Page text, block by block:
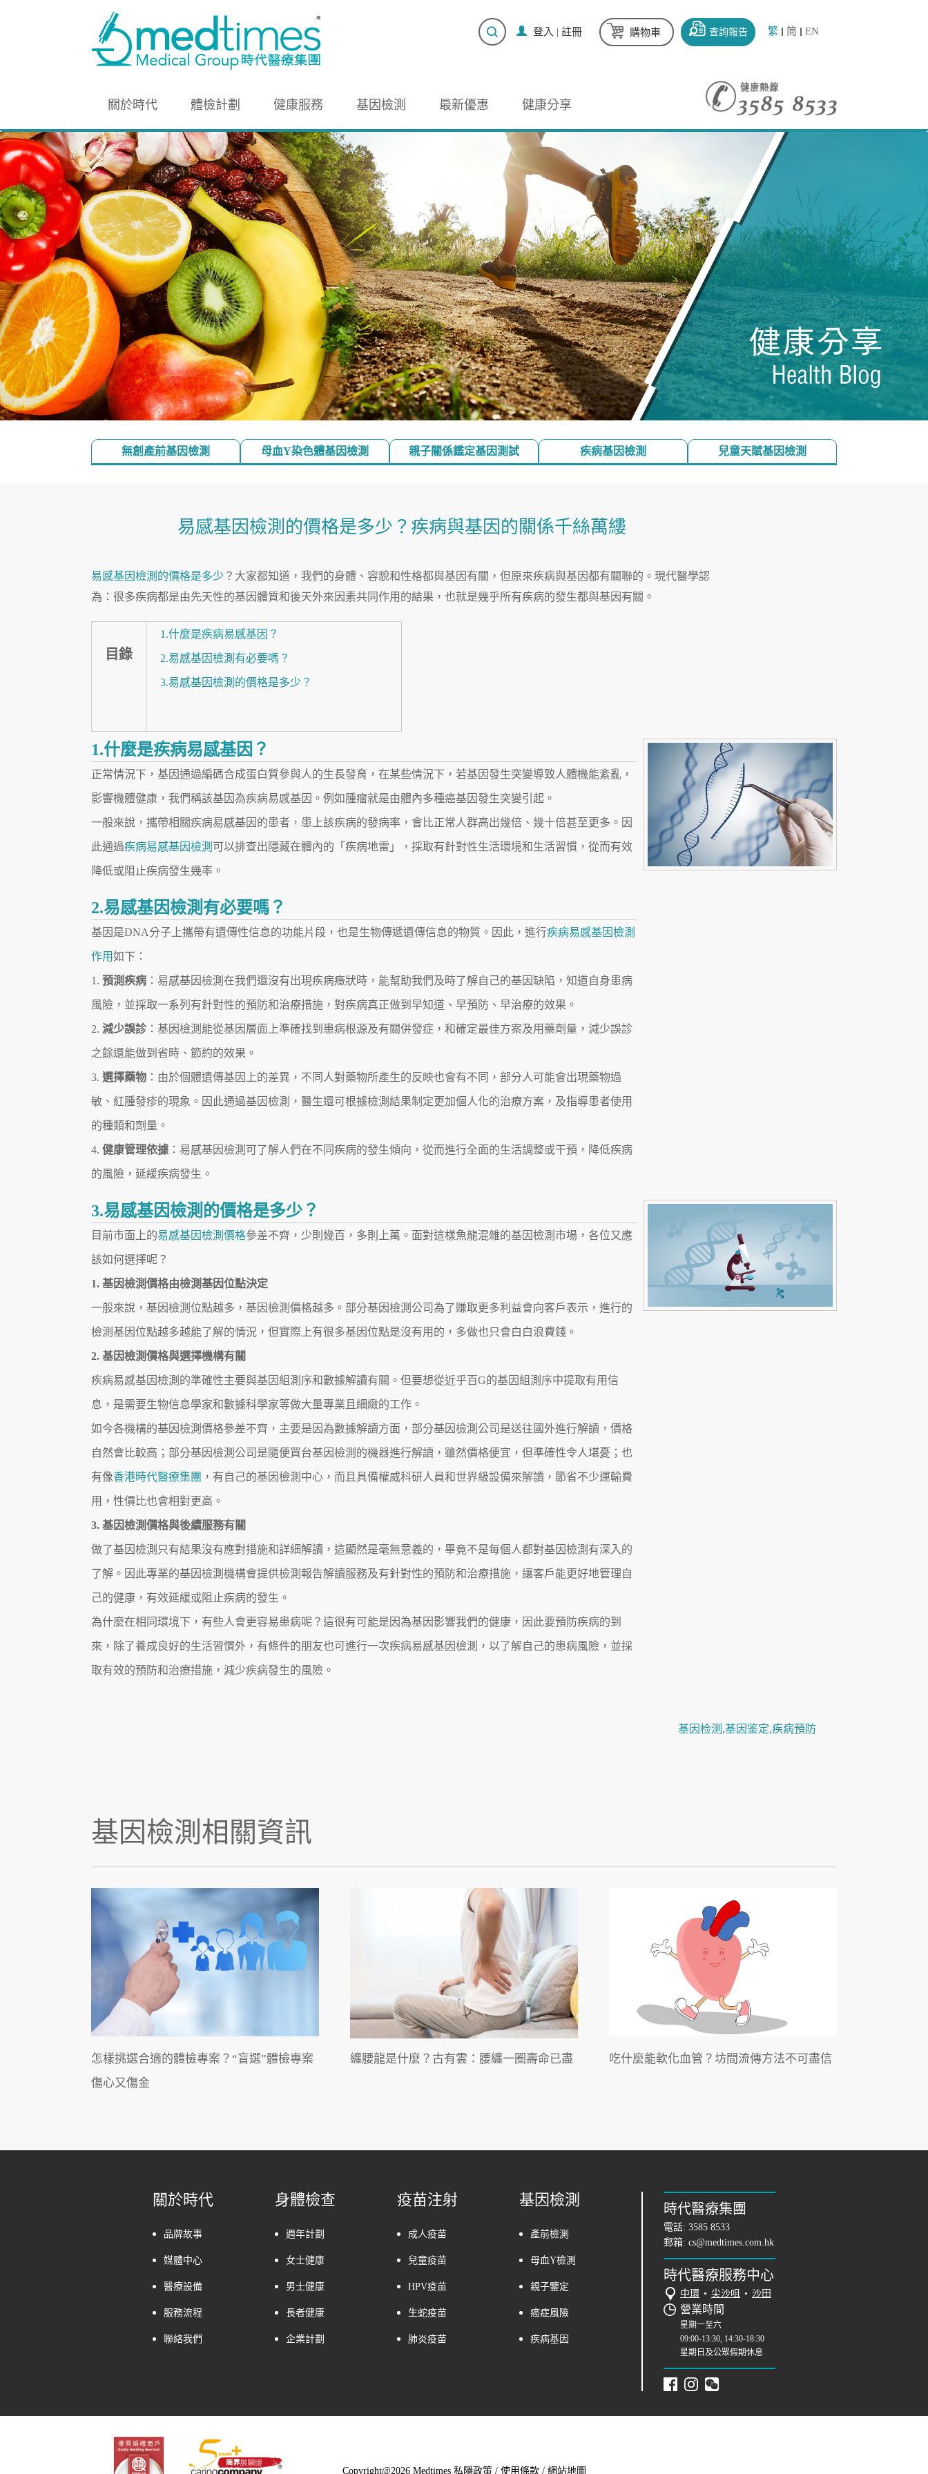
繁 简 EN
查詢報告
購物車
登入 | 註冊
關於時代 體檢計劃 健康服務 基因檢測 最新優惠 健康分享
無創產前基因檢測 母血Y染色體基因檢測 親子關係鑑定基因測試 疾病基因檢測 兒童天賦基因檢測
易感基因檢測的價格是多少？疾病與基因的關係千絲萬縷
易感基因檢測的價格是多少 ？大家都知道，我們的身體、容貌和性格都與基因有關，但原來疾病與基因都有關聯的。現代醫學認
為：很多疾病都是由先天性的基因體質和後天外來因素共同作用的結果，也就是幾乎所有疾病的發生都與基因有關。
目錄
1.什麼是疾病易感基因？
2.易感基因檢測有必要嗎？
3.易感基因檢測的價格是多少？
1.什麼是疾病易感基因？
正常情況下，基因通過編碼合成蛋白質參與人的生長發育，在某些情況下，若基因發生突變導致人體機能紊亂，
影響機體健康，我們稱該基因為疾病易感基因。例如腫瘤就是由體內多種癌基因發生突變引起。
一般來說，攜帶相關疾病易感基因的患者，患上該疾病的發病率，會比正常人群高出幾倍、幾十倍甚至更多。因
此通過疾病易感基因檢測 可以排查出隱藏在體內的「疾病地雷」，採取有針對性生活環境和生活習慣，從而有效
降低或阻止疾病發生幾率。
2.易感基因檢測有必要嗎？
基因是DNA分子上攜帶有遺傳性信息的功能片段，也是生物傳遞遺傳信息的物質。因此，進行疾病易感基因檢測
作用如下：
1. 預測疾病 ：易感基因檢測在我們還沒有出現疾病癥狀時，能幫助我們及時了解自己的基因缺陷，知道自身患病
風險，並採取一系列有針對性的預防和治療措施，對疾病真正做到早知道、早預防、早治療的效果。
2. 減少誤診：基因檢測能從基因層面上準確找到患病根源及有關併發症，和確定最佳方案及用藥劑量，減少誤診
之餘還能做到省時、節約的效果。
3. 選擇藥物 ：由於個體遺傳基因上的差異，不同人對藥物所產生的反映也會有不同，部分人可能會出現藥物過
敏、紅腫發疹的現象。因此通過基因檢測，醫生還可根據檢測結果制定更加個人化的治療方案，及指導患者使用
的種類和劑量。
4. 健康管理依據 ：易感基因檢測可了解人們在不同疾病的發生傾向，從而進行全面的生活調整或干預，降低疾病
的風險，延緩疾病發生。
3.易感基因檢測的價格是多少？
目前市面上的易感基因檢測價格參差不齊，少則幾百，多則上萬。面對這樣魚龍混雜的基因檢測市場，各位又應
該如何選擇呢？
1. 基因檢測價格由檢測基因位點決定
一般來說，基因檢測位點越多，基因檢測價格越多。部分基因檢測公司為了賺取更多利益會向客戶表示，進行的
檢測基因位點越多越能了解的情況，但實際上有很多基因位點是沒有用的，多做也只會白白浪費錢。
2. 基因檢測價格與選擇機構有關
疾病易感基因檢測的準確性主要與基因組測序和數據解讀有關。但要想從近乎百G的基因組測序中提取有用信
息，是需要生物信息學家和數據科學家等做大量專業且細緻的工作。
如今各機構的基因檢測價格參差不齊，主要是因為數據解讀方面，部分基因檢測公司是送往國外進行解讀，價格
自然會比較高；部分基因檢測公司是隨便買台基因檢測的機器進行解讀，雖然價格便宜，但準確性令人堪憂；也
有像香港時代醫療集團 ，有自己的基因檢測中心，而且具備權威科研人員和世界級設備來解讀，節省不少運輸費
用，性價比也會相對更高。
3. 基因檢測價格與後續服務有關
做了基因檢測只有結果沒有應對措施和詳細解讀，這顯然是毫無意義的，畢竟不是每個人都對基因檢測有深入的
了解。因此專業的基因檢測機構會提供檢測報告解讀服務及有針對性的預防和治療措施，讓客戶能更好地管理自
己的健康，有效延緩或阻止疾病的發生。
為什麼在相同環境下，有些人會更容易患病呢？這很有可能是因為基因影響我們的健康，因此要預防疾病的到
來，除了養成良好的生活習慣外，有條件的朋友也可進行一次疾病易感基因檢測，以了解自己的患病風險，並採
取有效的預防和治療措施，減少疾病發生的風險。
基因检测 ,基因鉴定,疾病預防
基因檢測相關資訊
怎樣挑選合適的體檢專案？“盲選”體檢專案
傷心又傷金
纏腰龍是什麼？古有雲：腰纏一圈壽命已盡 吃什麼能軟化血管？坊間流傳方法不可盡信
關於時代
品牌故事
媒體中心
醫療設備
服務流程
聯絡我們
身體檢查
週年計劃
女士健康
男士健康
長者健康
企業計劃
疫苗注射
成人疫苗
兒童疫苗
HPV疫苗
生蛇疫苗
肺炎疫苗
基因檢測
產前檢測
母血Y檢測
親子鑒定
癌症風險
疾病基因
時代醫療集團
電話: 3585 8533
郵箱: cs@medtimes.com.hk
時代醫療服務中心
中環 • 尖沙咀 • 沙田
營業時間
星期一至六
09:00-13:30, 14:30-18:30
星期日及公眾假期休息
Copyright@2026 Medtimes 私隱政策 / 使用條款/ 網站地圖